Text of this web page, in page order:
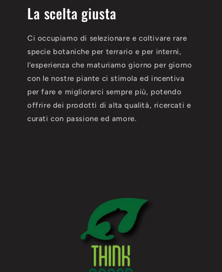
La scelta giusta
Ci occupiamo di selezionare e coltivare rare
specie botaniche per terrario e per interni,
l'esperienza che maturiamo giorno per giorno
con le nostre piante ci stimola ed incentiva
per fare e migliorarci sempre più, potendo
offrire dei prodotti di alta qualità, ricercati e
curati con passione ed amore.